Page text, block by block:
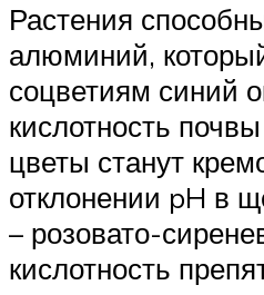
Растения
алюминий,
соцветиям синий
кислотность
цветы станут
отклонении pH в
– розовато-
кислотность